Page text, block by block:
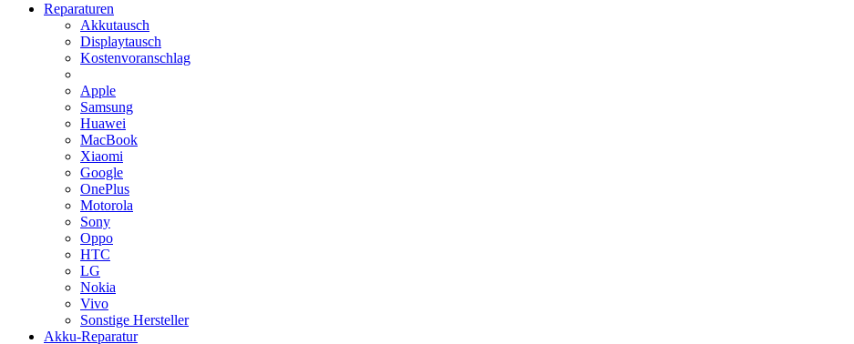
Reparaturen
Akkutausch
Displaytausch
Kostenvoranschlag
Apple
Samsung
Huawei
MacBook
Xiaomi
Google
OnePlus
Motorola
Sony
Oppo
HTC
LG
Nokia
Vivo
Sonstige Hersteller
Akku-Reparatur